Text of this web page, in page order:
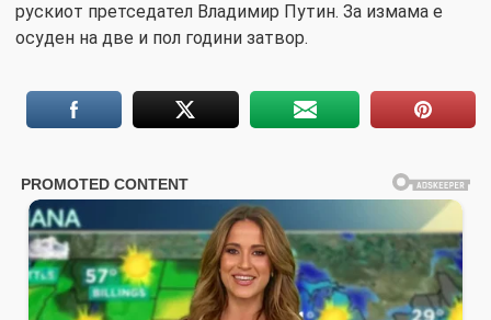
рускиот претседател Владимир Путин. За измама е
осуден на две и пол години затвор.